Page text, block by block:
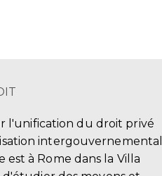
l'unification du droit privé
à Rome dans la Villa